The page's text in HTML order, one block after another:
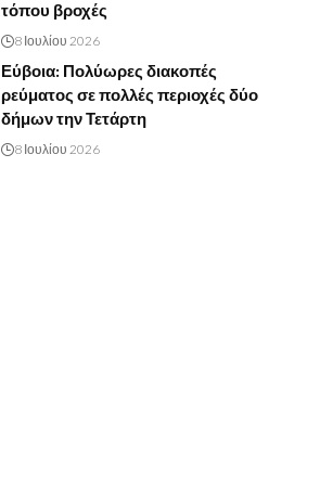
τόπου βροχές
8 Ιουλίου 2026
Εύβοια: Πολύωρες διακοπές
ρεύματος σε πολλές περιοχές δύο
δήμων την Τετάρτη
8 Ιουλίου 2026